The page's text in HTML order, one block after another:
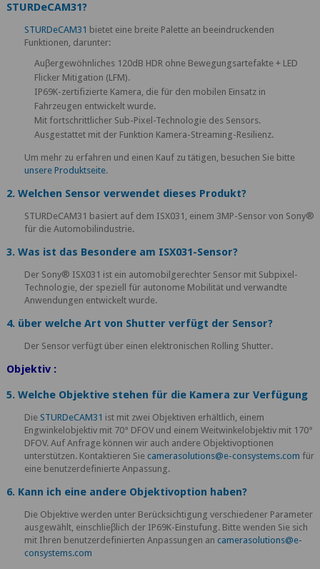
STURDeCAM31?
STURDeCAM31 bietet eine breite Palette an beeindruckenden
Funktionen, darunter:
Auβergewöhnliches 120dB HDR ohne Bewegungsartefakte + LED
Flicker Mitigation (LFM).
IP69K-zertifizierte Kamera, die für den mobilen Einsatz in
Fahrzeugen entwickelt wurde.
Mit fortschrittlicher Sub-Pixel-Technologie des Sensors.
Ausgestattet mit der Funktion Kamera-Streaming-Resilienz.
Um mehr zu erfahren und einen Kauf zu tätigen, besuchen Sie bitte
unsere Produktseite.
2. Welchen Sensor verwendet dieses Produkt?
STURDeCAM31 basiert auf dem ISX031, einem 3MP-Sensor von Sony®
für die Automobilindustrie.
3. Was ist das Besondere am ISX031-Sensor?
Der Sony® ISX031 ist ein automobilgerechter Sensor mit Subpixel-
Technologie, der speziell für autonome Mobilität und verwandte
Anwendungen entwickelt wurde.
4. über welche Art von Shutter verfügt der Sensor?
Der Sensor verfügt über einen elektronischen Rolling Shutter.
Objektiv :
5. Welche Objektive stehen für die Kamera zur Verfügung
Die STURDeCAM31 ist mit zwei Objektiven erhältlich, einem
Engwinkelobjektiv mit 70° DFOV und einem Weitwinkelobjektiv mit 170°
DFOV. Auf Anfrage können wir auch andere Objektivoptionen
unterstützen. Kontaktieren Siecamerasolutions@e-consystems.com für
eine benutzerdefinierte Anpassung.
6. Kann ich eine andere Objektivoption haben?
Die Objektive werden unter Berücksichtigung verschiedener Parameter
ausgewählt, einschlieβlich der IP69K-Einstufung. Bitte wenden Sie sich
mit Ihren benutzerdefinierten Anpassungen ancamerasolutions@e-
consystems.com